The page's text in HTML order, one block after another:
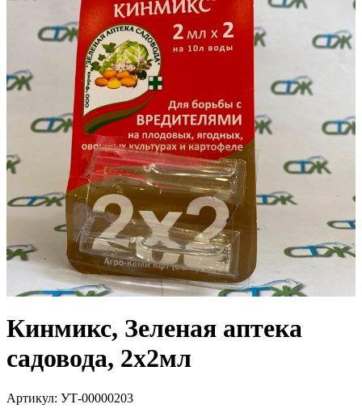
Кинмикс, Зеленая аптека
садовода, 2х2мл
Артикул: УТ-00000203